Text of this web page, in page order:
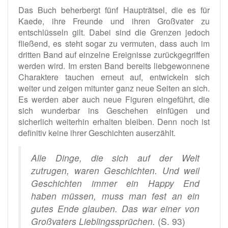
Das Buch beherbergt fünf Haupträtsel, die es für
Kaede, ihre Freunde und ihren Großvater zu
entschlüsseln gilt. Dabei sind die Grenzen jedoch
fließend, es steht sogar zu vermuten, dass auch im
dritten Band auf einzelne Ereignisse zurückgegriffen
werden wird. Im ersten Band bereits liebgewonnene
Charaktere tauchen erneut auf, entwickeln sich
weiter und zeigen mitunter ganz neue Seiten an sich.
Es werden aber auch neue Figuren eingeführt, die
sich wunderbar ins Geschehen einfügen und
sicherlich weiterhin erhalten bleiben. Denn noch ist
definitiv keine ihrer Geschichten auserzählt.
Alle Dinge, die sich auf der Welt
zutrugen, waren Geschichten. Und weil
Geschichten immer ein Happy End
haben müssen, muss man fest an ein
gutes Ende glauben. Das war einer von
Großvaters Lieblingssprüchen. (S. 93)